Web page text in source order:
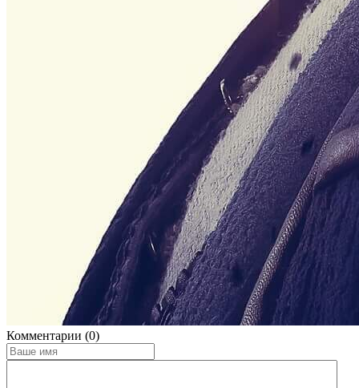
Комментарии (0)